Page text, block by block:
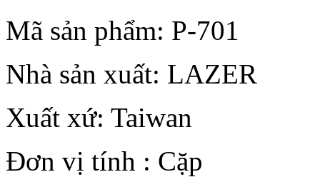
Mã sản phẩm: P-701
Nhà sản xuất: LAZER
Xuất xứ: Taiwan
Đơn vị tính : Cặp